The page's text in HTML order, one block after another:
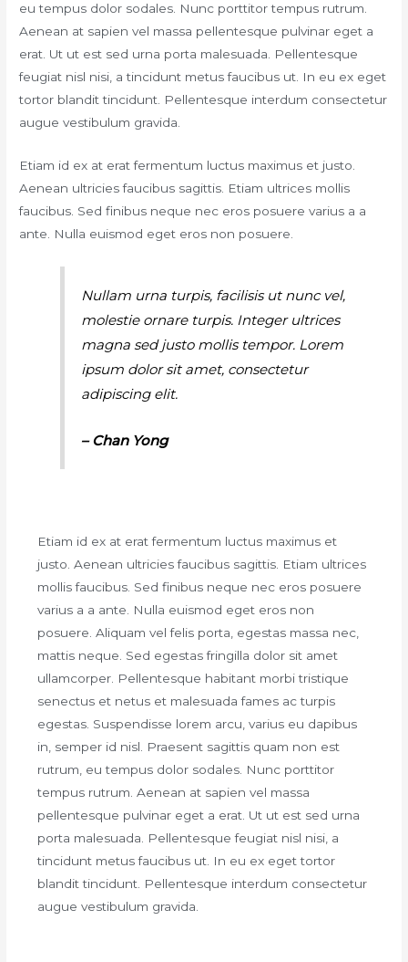
eu tempus dolor sodales. Nunc porttitor tempus rutrum.
Aenean at sapien vel massa pellentesque pulvinar eget a
erat. Ut ut est sed urna porta malesuada. Pellentesque
feugiat nisl nisi, a tincidunt metus faucibus ut. In eu ex eget
tortor blandit tincidunt. Pellentesque interdum consectetur
augue vestibulum gravida.
Etiam id ex at erat fermentum luctus maximus et justo.
Aenean ultricies faucibus sagittis. Etiam ultrices mollis
faucibus. Sed finibus neque nec eros posuere varius a a
ante. Nulla euismod eget eros non posuere.
Nullam urna turpis, facilisis ut nunc vel,
molestie ornare turpis. Integer ultrices
magna sed justo mollis tempor. Lorem
ipsum dolor sit amet, consectetur
adipiscing elit.
– Chan Yong
Etiam id ex at erat fermentum luctus maximus et
justo. Aenean ultricies faucibus sagittis. Etiam ultrices
mollis faucibus. Sed finibus neque nec eros posuere
varius a a ante. Nulla euismod eget eros non
posuere. Aliquam vel felis porta, egestas massa nec,
mattis neque. Sed egestas fringilla dolor sit amet
ullamcorper. Pellentesque habitant morbi tristique
senectus et netus et malesuada fames ac turpis
egestas. Suspendisse lorem arcu, varius eu dapibus
in, semper id nisl. Praesent sagittis quam non est
rutrum, eu tempus dolor sodales. Nunc porttitor
tempus rutrum. Aenean at sapien vel massa
pellentesque pulvinar eget a erat. Ut ut est sed urna
porta malesuada. Pellentesque feugiat nisl nisi, a
tincidunt metus faucibus ut. In eu ex eget tortor
blandit tincidunt. Pellentesque interdum consectetur
augue vestibulum gravida.